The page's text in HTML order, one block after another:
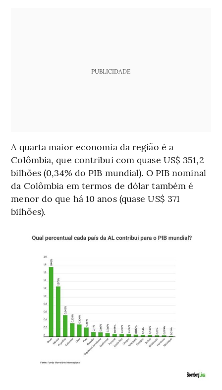
PUBLICIDADE
A quarta maior economia da região é a
Colômbia, que contribui com quase US$ 351,2
bilhões (0,34% do PIB mundial). O PIB nominal
da Colômbia em termos de dólar também é
menor do que há 10 anos (quase US$ 371
bilhões).